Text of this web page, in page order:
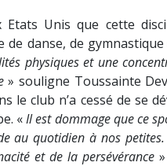
Etats Unis que cette
danse, de
physiques et une
» souligne Toussainte
le club n’a cessé de se
«Il est dommage que ce
au quotidien à nos
et de la persévérance